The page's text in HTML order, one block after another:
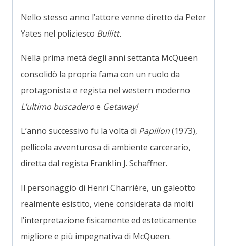
Nello stesso anno l’attore venne diretto da Peter
Yates nel poliziesco Bullitt.
Nella prima metà degli anni settanta McQueen
consolidò la propria fama con un ruolo da
protagonista e regista nel western moderno
L’ultimo buscaderoe Getaway!
L’anno successivo fu la volta di Papillon(1973),
pellicola avventurosa di ambiente carcerario,
diretta dal regista Franklin J. Schaffner.
Il personaggio di Henri Charrière, un galeotto
realmente esistito, viene considerata da molti
l’interpretazione fisicamente ed esteticamente
migliore e più impegnativa di McQueen.